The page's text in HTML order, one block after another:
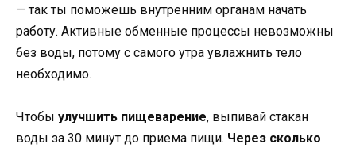
— так ты поможешь внутренним органам начать
работу. Активные обменные процессы невозможны
без воды, потому с самого утра увлажнить тело
необходимо.
Чтобы улучшить пищеварение, выпивай стакан
воды за 30 минут до приема пищи. Через сколько